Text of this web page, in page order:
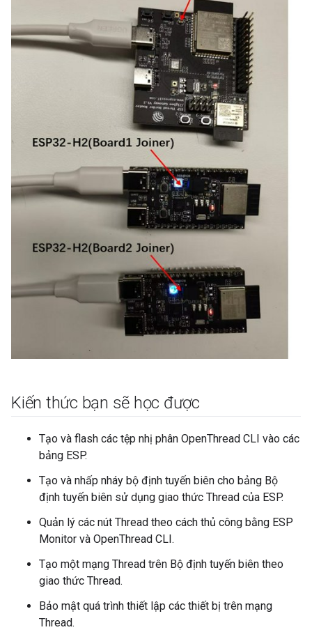
Kiến thức bạn sẽ học được
Tạo và flash các tệp nhị phân OpenThread CLI vào các
bảng ESP.
Tạo và nhấp nháy bộ định tuyến biên cho bảng Bộ
định tuyến biên sử dụng giao thức Thread của ESP.
Quản lý các nút Thread theo cách thủ công bằng ESP
Monitor và OpenThread CLI.
Tạo một mạng Thread trên Bộ định tuyến biên theo
giao thức Thread.
Bảo mật quá trình thiết lập các thiết bị trên mạng
Thread.